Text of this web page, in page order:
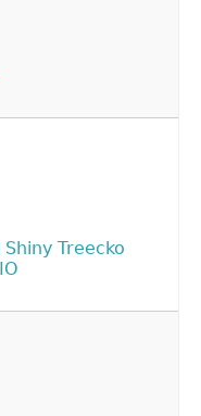
Shiny Treecko